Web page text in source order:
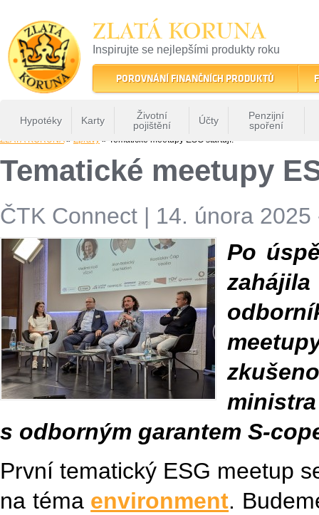
ZLATÁ KORUNA
Inspirujte se nejlepšími produkty roku
22 let tradice a kvality na finančním trhu
POROVNÁNÍ FINANČNÍCH PRODUKTŮ
Hypotéky Karty
Životní
pojištění
Účty
Penzijní
spoření
ZLATÁ KORUNA» Zprávy » Tematické meetupy ESG startují!
Tematické meetupy
ČTK Connect | 14. února 2025
Po
s odborným garantem S-
První tematický ESG meetup
na téma environment.